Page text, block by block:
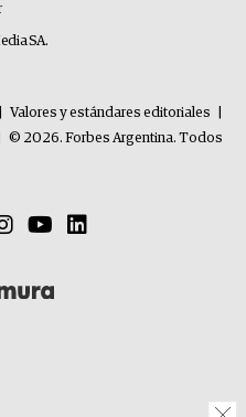
SA.
Valores y estándares editoriales
© 2026. Forbes Argentina. Todos